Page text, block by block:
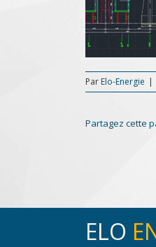
ParElo-Energie |
Partagez cette
ELO